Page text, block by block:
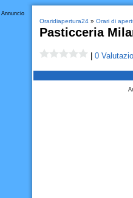
Annuncio
Oraridiapertura24» Orari di
Pasticceria
0